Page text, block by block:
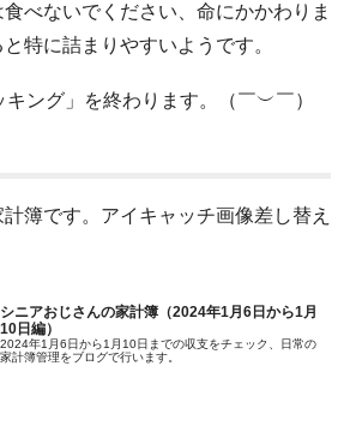
べないでください、命にかかわりま
特に詰まりやすいようです。
ング」を終わります。（￣︶￣）
簿です。アイキャッチ画像差し替え
シニアおじさんの家計簿（2024年1月6日から1月
10日編）
2024年1月6日から1月10日までの収支をチェック、日常の
家計簿管理をブログで行います。